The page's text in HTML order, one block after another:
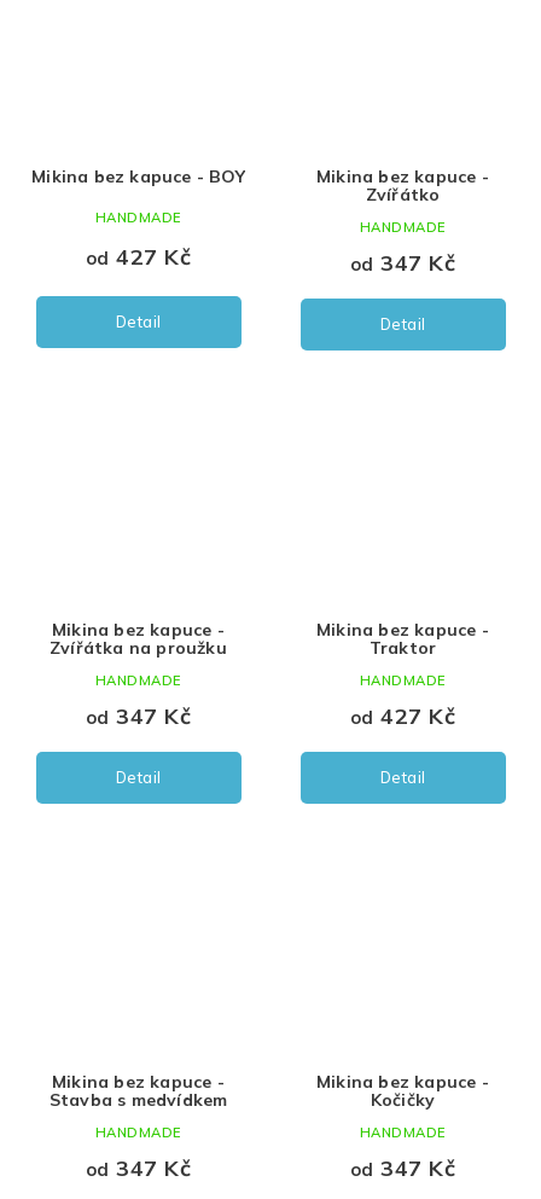
Mikina bez kapuce - BOY
od 427 Kč
Detail
HANDMADE
Mikina bez kapuce -
Zvířátko
od 347 Kč
Detail
HANDMADE
Mikina bez kapuce -
Zvířátka na proužku
od 347 Kč
Detail
HANDMADE
Mikina bez kapuce -
Traktor
od 427 Kč
Detail
HANDMADE
Mikina bez kapuce -
Stavba s medvídkem
od 347 Kč
HANDMADE
Mikina bez kapuce -
Kočičky
od 347 Kč
HANDMADE